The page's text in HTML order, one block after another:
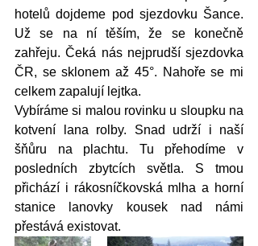
hotelů dojdeme pod sjezdovku Šance.
Už se na ní těším, že se konečně
zahřeju. Čeká nás nejprudší sjezdovka
ČR, se sklonem až 45°. Nahoře se mi
celkem zapalují lejtka.
Vybíráme si malou rovinku u sloupku na
kotvení lana rolby. Snad udrží i naší
šňůru na plachtu. Tu přehodíme v
posledních zbytcích světla. S tmou
přichází i rákosníčkovská mlha a horní
stanice lanovky kousek nad námi
přestává existovat.